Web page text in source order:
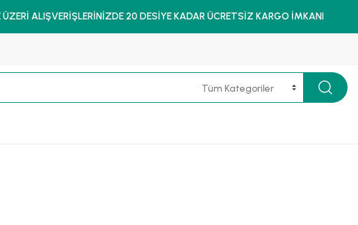
ALIŞVERİŞLERİNİZDE 20 DESİYE KADAR ÜCRETSİZ KARGO İMKANI